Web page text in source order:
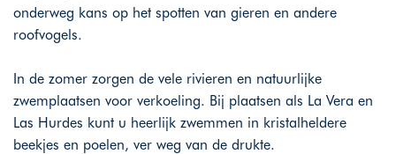
onderweg kans op het spotten van gieren en andere
roofvogels.
In de zomer zorgen de vele rivieren en natuurlijke
zwemplaatsen voor verkoeling. Bij plaatsen als La Vera en
Las Hurdes kunt u heerlijk zwemmen in kristalheldere
beekjes en poelen, ver weg van de drukte.